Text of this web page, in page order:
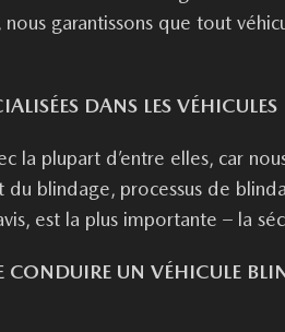
garantissons que tout
DANS LES VÉHICULES
la plupart d’entre elles, car
blindage, processus de
est la plus importante – la
UN VÉHICULE